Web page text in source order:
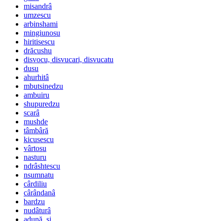
misandrâ
umzescu
arbinshami
mingiunosu
hiritisescu
drăcushu
disvocu, disvucari, disvucatu
dusu
ahurhitâ
mbutsinedzu
ambuiru
shupuredzu
scarâ
mushde
tâmbâră
kicusescu
vârtosu
nasturu
ndrâshtescu
nsumnatu
cârdiliu
cârândanâ
bardzu
nudâturâ
adună, si